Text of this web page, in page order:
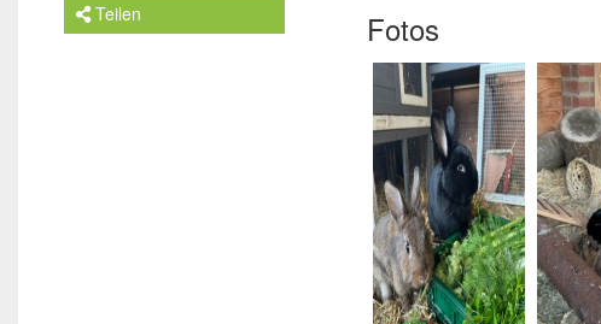
Teilen Fotos